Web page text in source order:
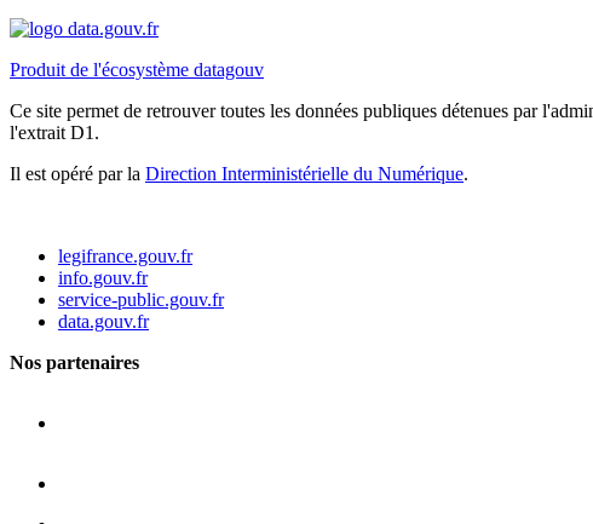
Produit de l'écosystème datagouv
Ce site permet de retrouver toutes les données publiques détenues par
l'extrait D1.
Il est opéré par la Direction Interministérielle du Numérique.
legifrance.gouv.fr
info.gouv.fr
service-public.gouv.fr
data.gouv.fr
Nos partenaires